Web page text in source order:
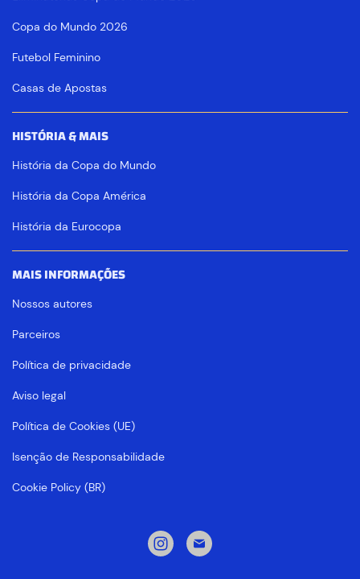
Copa do Mundo 2026
Futebol Feminino
Casas de Apostas
HISTÓRIA & MAIS
História da Copa do Mundo
História da Copa América
História da Eurocopa
MAIS INFORMAÇÕES
Nossos autores
Parceiros
Política de privacidade
Aviso legal
Política de Cookies (UE)
Isenção de Responsabilidade
Cookie Policy (BR)